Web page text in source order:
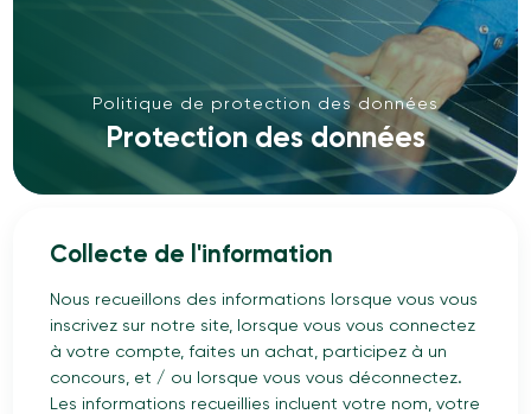
Politique de protection des données
Protection des données
Collecte de l'information
Nous recueillons des informations lorsque vous vous
inscrivez sur notre site, lorsque vous vous connectez
à votre compte, faites un achat, participez à un
concours, et / ou lorsque vous vous déconnectez.
Les informations recueillies incluent votre nom, votre